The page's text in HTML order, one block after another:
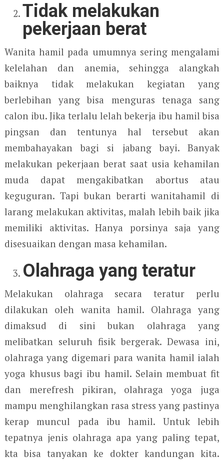
Tidak melakukan
pekerjaan berat
Wanita hamil pada umumnya sering mengalami
kelelahan dan anemia, sehingga alangkah
baiknya tidak melakukan kegiatan yang
berlebihan yang bisa menguras tenaga sang
calon ibu. Jika terlalu lelah bekerja ibu hamil bisa
pingsan dan tentunya hal tersebut akan
membahayakan bagi si jabang bayi. Banyak
melakukan pekerjaan berat saat usia kehamilan
muda dapat mengakibatkan abortus atau
keguguran. Tapi bukan berarti wanitahamil di
larang melakukan aktivitas, malah lebih baik jika
memiliki aktivitas. Hanya porsinya saja yang
disesuaikan dengan masa kehamilan.
Olahraga yang teratur
Melakukan olahraga secara teratur perlu
dilakukan oleh wanita hamil. Olahraga yang
dimaksud di sini bukan olahraga yang
melibatkan seluruh fisik bergerak. Dewasa ini,
olahraga yang digemari para wanita hamil ialah
yoga khusus bagi ibu hamil. Selain membuat fit
dan merefresh pikiran, olahraga yoga juga
mampu menghilangkan rasa stress yang pastinya
kerap muncul pada ibu hamil. Untuk lebih
tepatnya jenis olahraga apa yang paling tepat,
kta bisa tanyakan ke dokter kandungan kita.